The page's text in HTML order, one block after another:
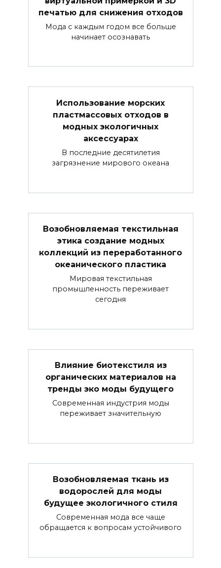
печатью для снижения отходов
Мода с каждым годом все больше
начинает осознавать
Использование морских
пластмассовых отходов в
модных экологичных
аксессуарах
В последние десятилетия
загрязнение мирового океана
Возобновляемая текстильная
этика создание модных
коллекций из переработанного
океанического пластика
Мировая текстильная
промышленность переживает
сегодня
Влияние биотекстиля из
органических материалов на
тренды эко моды будущего
Современная индустрия моды
переживает значительную
Возобновляемая ткань из
водорослей для моды
будущее экологичного стиля
Современная мода все чаще
обращается к вопросам устойчивого